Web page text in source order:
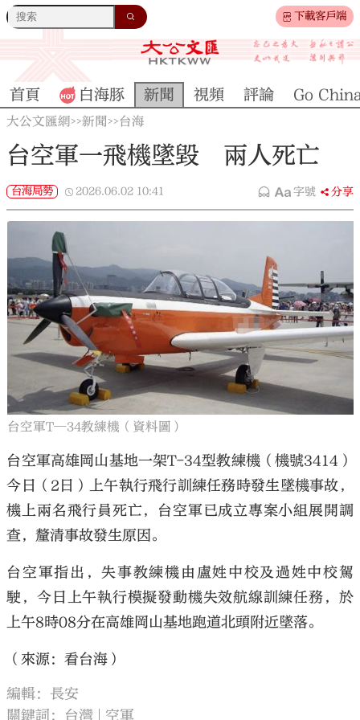
下載客戶端
大公文匯
首頁 白海豚 新聞 視頻 評論 Go
大公文匯網>>新聞>> 台海
台空軍一飛機墜毀 兩人死亡
台海局勢 2026.06.02 10:41 字號 分享
台空軍T─34教練機（資料圖）
台空軍高雄岡山基地一架T-34型教練機（機號3414）
今日（2日）上午執行飛行訓練任務時發生墜機事故，
機上兩名飛行員死亡，台空軍已成立專案小組展開調
查，釐清事故發生原因。
台空軍指出，失事教練機由盧姓中校及過姓中校駕
駛，今日上午執行模擬發動機失效航線訓練任務，於
上午8時08分在高雄岡山基地跑道北頭附近墜落。
（來源：看台海）
編輯：長安
關鍵詞： 台灣 空軍